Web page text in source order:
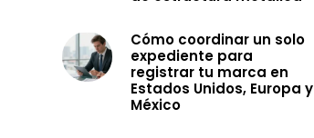
Cómo coordinar un solo
expediente para
registrar tu marca en
Estados Unidos, Europa y
México